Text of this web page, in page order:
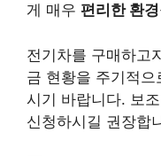
게 매우 편리한 환경
전기차를 구매하고
금 현황을 주기적
시기 바랍니다. 보
신청하시길 권장합